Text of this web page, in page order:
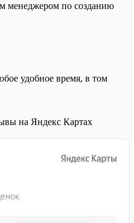
менеджером по созданию
удобное время, в том
на Яндекс Картах